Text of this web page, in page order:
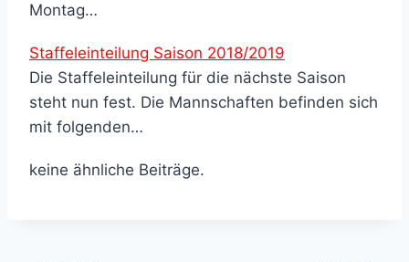
Montag…
Staffeleinteilung Saison 2018/2019
Die Staffeleinteilung für die nächste Saison
steht nun fest. Die Mannschaften befinden sich
mit folgenden…
keine ähnliche Beiträge.